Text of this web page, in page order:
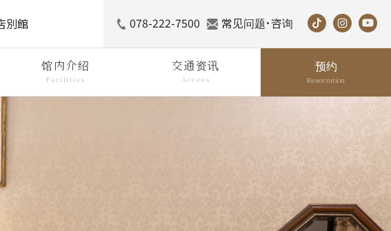
別館 078-222-7500 常见问题･咨询
馆内介绍
Facilities
交通资讯
Access
预约
Reservation